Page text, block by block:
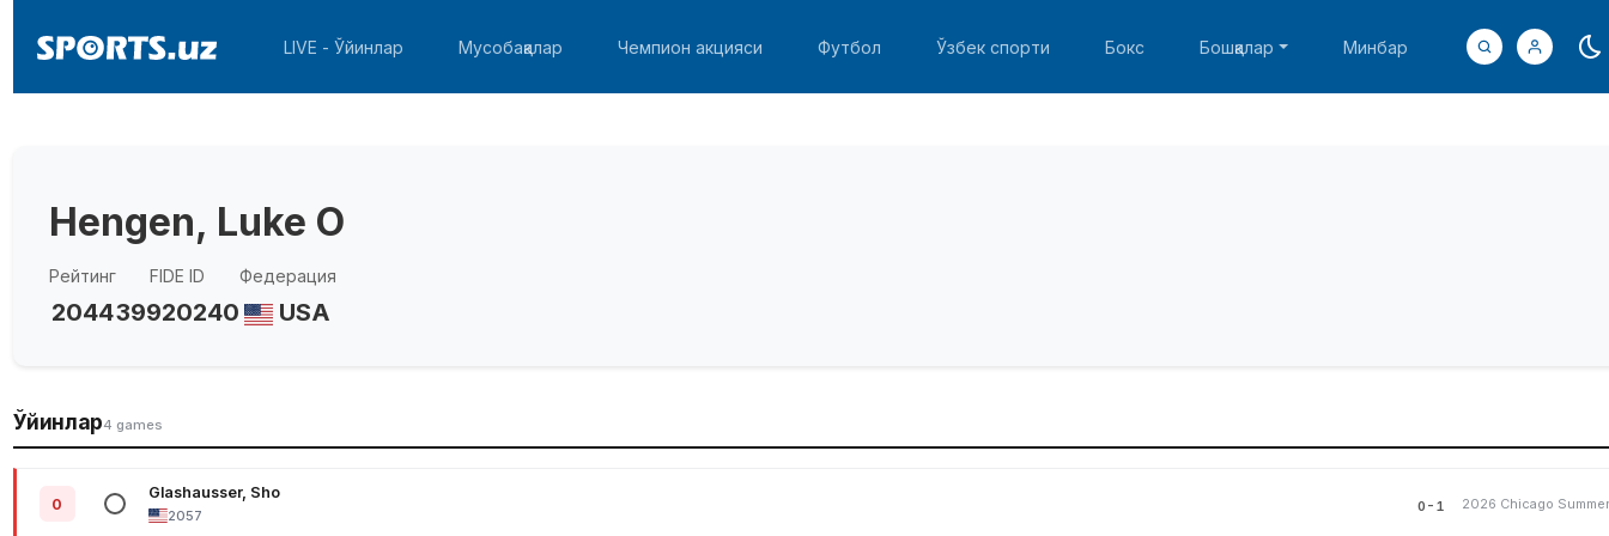
LIVE - Ўйинлар Мусобақалар Чемпион акцияси Футбол Ўзбек спорти Бокс Бошқалар Минбар
Hengen, Luke O
Рейтинг
2044
FIDE ID
39920240
Федерация
USA
Ўйинлар4 games
0
Glashausser, Sho
2057
0-1 2026 Chicago